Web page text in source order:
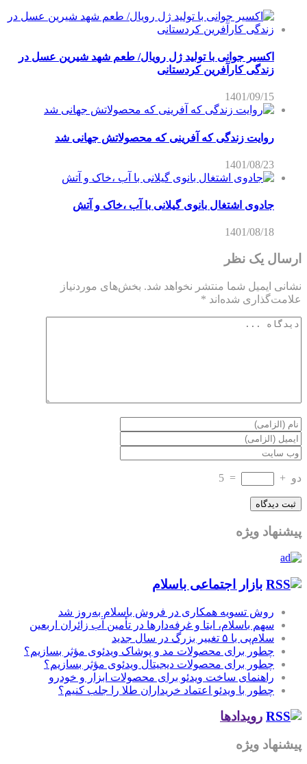
اکسیر جوانی با تولید ژل رویال/ طعم شهد شیرین عسل‌ در
زندگی کارآفرین کردستانی
1401/09/15
روایت زندگی که آفرینی که محصولاتش جهانی شد
1401/08/23
جادوی اشتغال بانوی گیلانی با آب ،خاک و آتش
1401/08/18
ارسال یک نظر
نشانی ایمیل شما منتشر نخواهد شد. بخش‌های موردنیاز
علامت‌گذاری شده‌اند *
دو +
=
5
پیشنهاد ویژه
بازار اجتماعی باسلام
روش تسویه همکاری در فروش باسلام به‌روز شد
سهم باسلام، ایتا و غرفه‌دارها در تأمین آب زائران اربعین
سلام‌پی با ۵ تغییر بزرگ در سال جدید
چطور برای محصولات مد و پوشاک ویدئوی مؤثر بسازیم؟
چطور برای محصولات دیجیتال ویدئوی مؤثر بسازیم؟
راهنمای ساخت ویدئو برای محصولات ابزار و خودرو
چطور با ویدئو اعتماد خریداران طلا را جلب کنیم؟
رویدادها
پیشنهاد ویژه